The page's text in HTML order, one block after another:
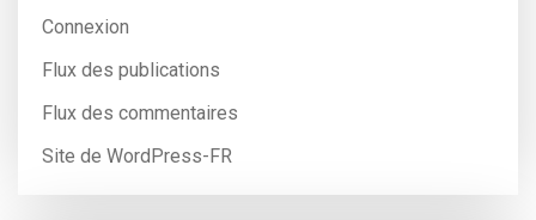
Connexion
Flux des publications
Flux des commentaires
Site de WordPress-FR